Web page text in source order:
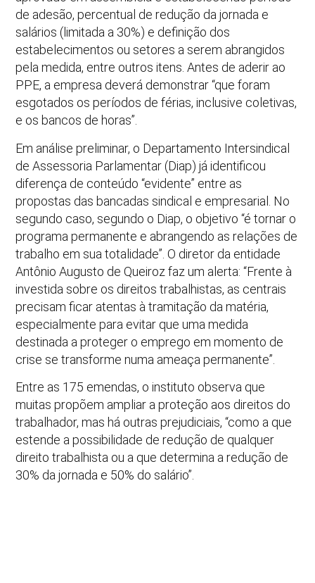
de adesão, percentual de redução da jornada e
salários (limitada a 30%) e definição dos
estabelecimentos ou setores a serem abrangidos
pela medida, entre outros itens. Antes de aderir ao
PPE, a empresa deverá demonstrar “que foram
esgotados os períodos de férias, inclusive coletivas,
e os bancos de horas”.
Em análise preliminar, o Departamento Intersindical
de Assessoria Parlamentar (Diap) já identificou
diferença de conteúdo “evidente” entre as
propostas das bancadas sindical e empresarial. No
segundo caso, segundo o Diap, o objetivo “é tornar o
programa permanente e abrangendo as relações de
trabalho em sua totalidade”. O diretor da entidade
Antônio Augusto de Queiroz faz um alerta: “Frente à
investida sobre os direitos trabalhistas, as centrais
precisam ficar atentas à tramitação da matéria,
especialmente para evitar que uma medida
destinada a proteger o emprego em momento de
crise se transforme numa ameaça permanente”.
Entre as 175 emendas, o instituto observa que
muitas propõem ampliar a proteção aos direitos do
trabalhador, mas há outras prejudiciais, “como a que
estende a possibilidade de redução de qualquer
direito trabalhista ou a que determina a redução de
30% da jornada e 50% do salário”.